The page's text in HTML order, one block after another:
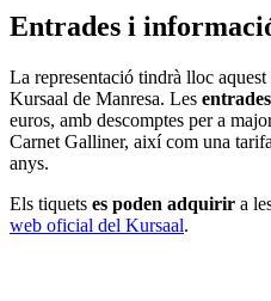
Entrades i
La representació tindrà lloc
Kursaal de Manresa. Les entrades
euros, amb descomptes per a
Carnet Galliner, així com una
anys.
Els tiquets es poden adquirir a
web oficial del Kursaal.